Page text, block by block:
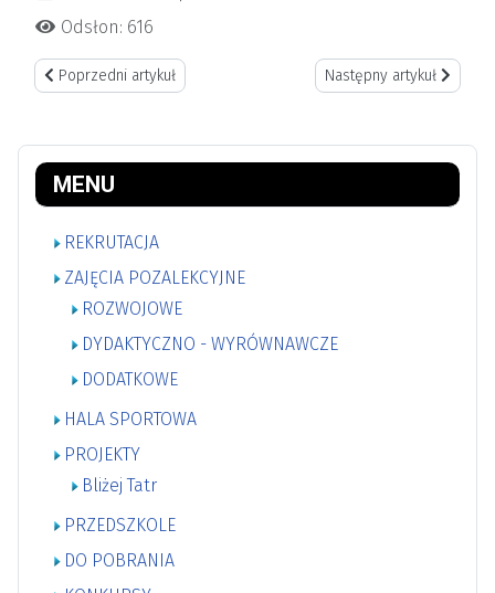
Odsłon: 616
Poprzedni artykuł: Konkurs pt. "Polskie Symbole narodowe"
Poprzedni artykuł Następny artykuł:
Następny artykuł
MENU
REKRUTACJA
ZAJĘCIA POZALEKCYJNE
ROZWOJOWE
DYDAKTYCZNO - WYRÓWNAWCZE
DODATKOWE
HALA SPORTOWA
PROJEKTY
Bliżej Tatr
PRZEDSZKOLE
DO POBRANIA